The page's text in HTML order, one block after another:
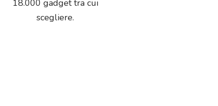
18.000 gadget tra cui
scegliere.